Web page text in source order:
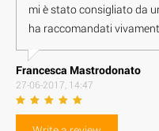
mi è stato consigliato da
ha raccomandati
Francesca Mastrodonato
27-06-2017, 14:47